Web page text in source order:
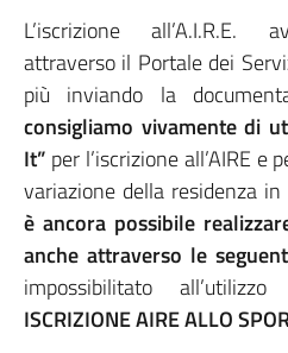
L’iscrizione all’A.I.R.E.
attraverso il Portale dei
più inviando la
consigliamo vivamente di
It” per l’iscrizione all’AIRE e
variazione della residenza
è ancora possibile
anche attraverso le
impossibilitato
ISCRIZIONE AIRE ALLO